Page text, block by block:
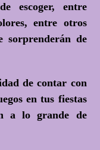
escoger, entre
entre otros
sorprenderán de
de contar con
en tus fiestas
a lo grande de